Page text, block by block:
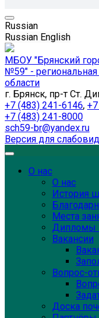
Russian
Russian English
МБОУ "Брянский
№59" -
области
г. Брянск, пр-т Ст.
+7 (483) 241-6146,
+7 (483) 241-8000
sch59-br@yandex.ru
Версия для
О нас
О нас
История
Места
Дипломы
Вакансии
Вопрос-
Доска